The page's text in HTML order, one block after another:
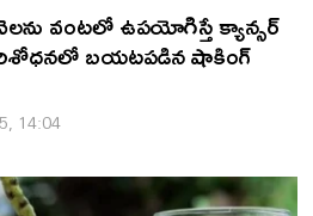
వంటలో ఉపయోగిస్తే క్యాన్సర్
బయటపడిన షాకింగ్
14:04